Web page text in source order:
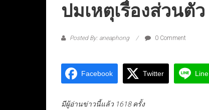
ปมเหตุเรื่องส่วนตัว
Posted By: aneaphong 0 Comment
Facebook Twitter Line
มีผู้อ่านข่าวนี้แล้ว 1618 ครั้ง